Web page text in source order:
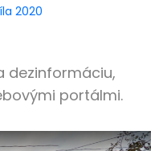
2020
dezinformáciu,
portálmi.